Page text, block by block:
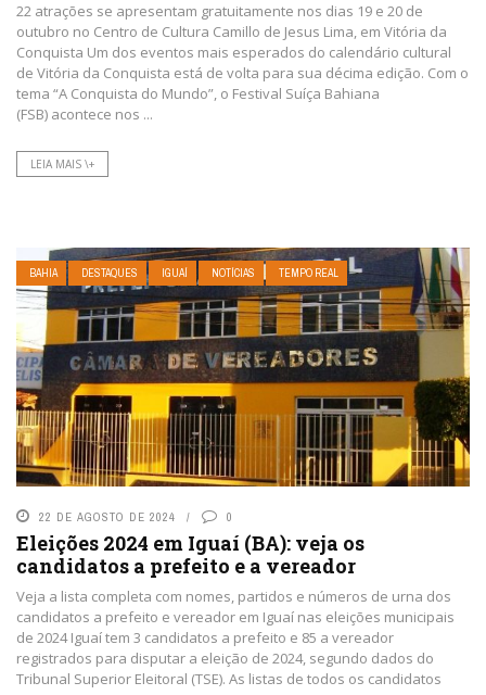
22 atrações se apresentam gratuitamente nos dias 19 e 20 de
outubro no Centro de Cultura Camillo de Jesus Lima, em Vitória da
Conquista Um dos eventos mais esperados do calendário cultural
de Vitória da Conquista está de volta para sua décima edição. Com o
tema “A Conquista do Mundo”, o Festival Suíça Bahiana
(FSB) acontece nos ...
LEIA MAIS \+
BAHIA DESTAQUES IGUAÍ NOTÍCIAS TEMPO REAL
22 DE AGOSTO DE 2024 0
Eleições 2024 em Iguaí (BA): veja os
candidatos a prefeito e a vereador
Veja a lista completa com nomes, partidos e números de urna dos
candidatos a prefeito e vereador em Iguaí nas eleições municipais
de 2024 Iguaí tem 3 candidatos a prefeito e 85 a vereador
registrados para disputar a eleição de 2024, segundo dados do
Tribunal Superior Eleitoral (TSE). As listas de todos os candidatos